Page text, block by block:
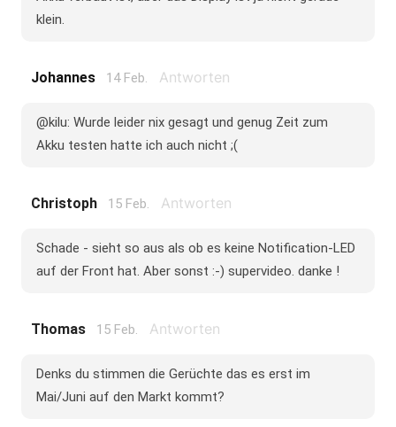
klein.
Johannes 14 Feb. Antworten
@kilu: Wurde leider nix gesagt und genug Zeit zum
Akku testen hatte ich auch nicht ;(
Christoph 15 Feb. Antworten
Schade - sieht so aus als ob es keine Notification-LED
auf der Front hat. Aber sonst :-) supervideo. danke !
Thomas 15 Feb. Antworten
Denks du stimmen die Gerüchte das es erst im
Mai/Juni auf den Markt kommt?